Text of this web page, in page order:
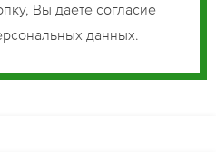
Вы даете согласие
данных.